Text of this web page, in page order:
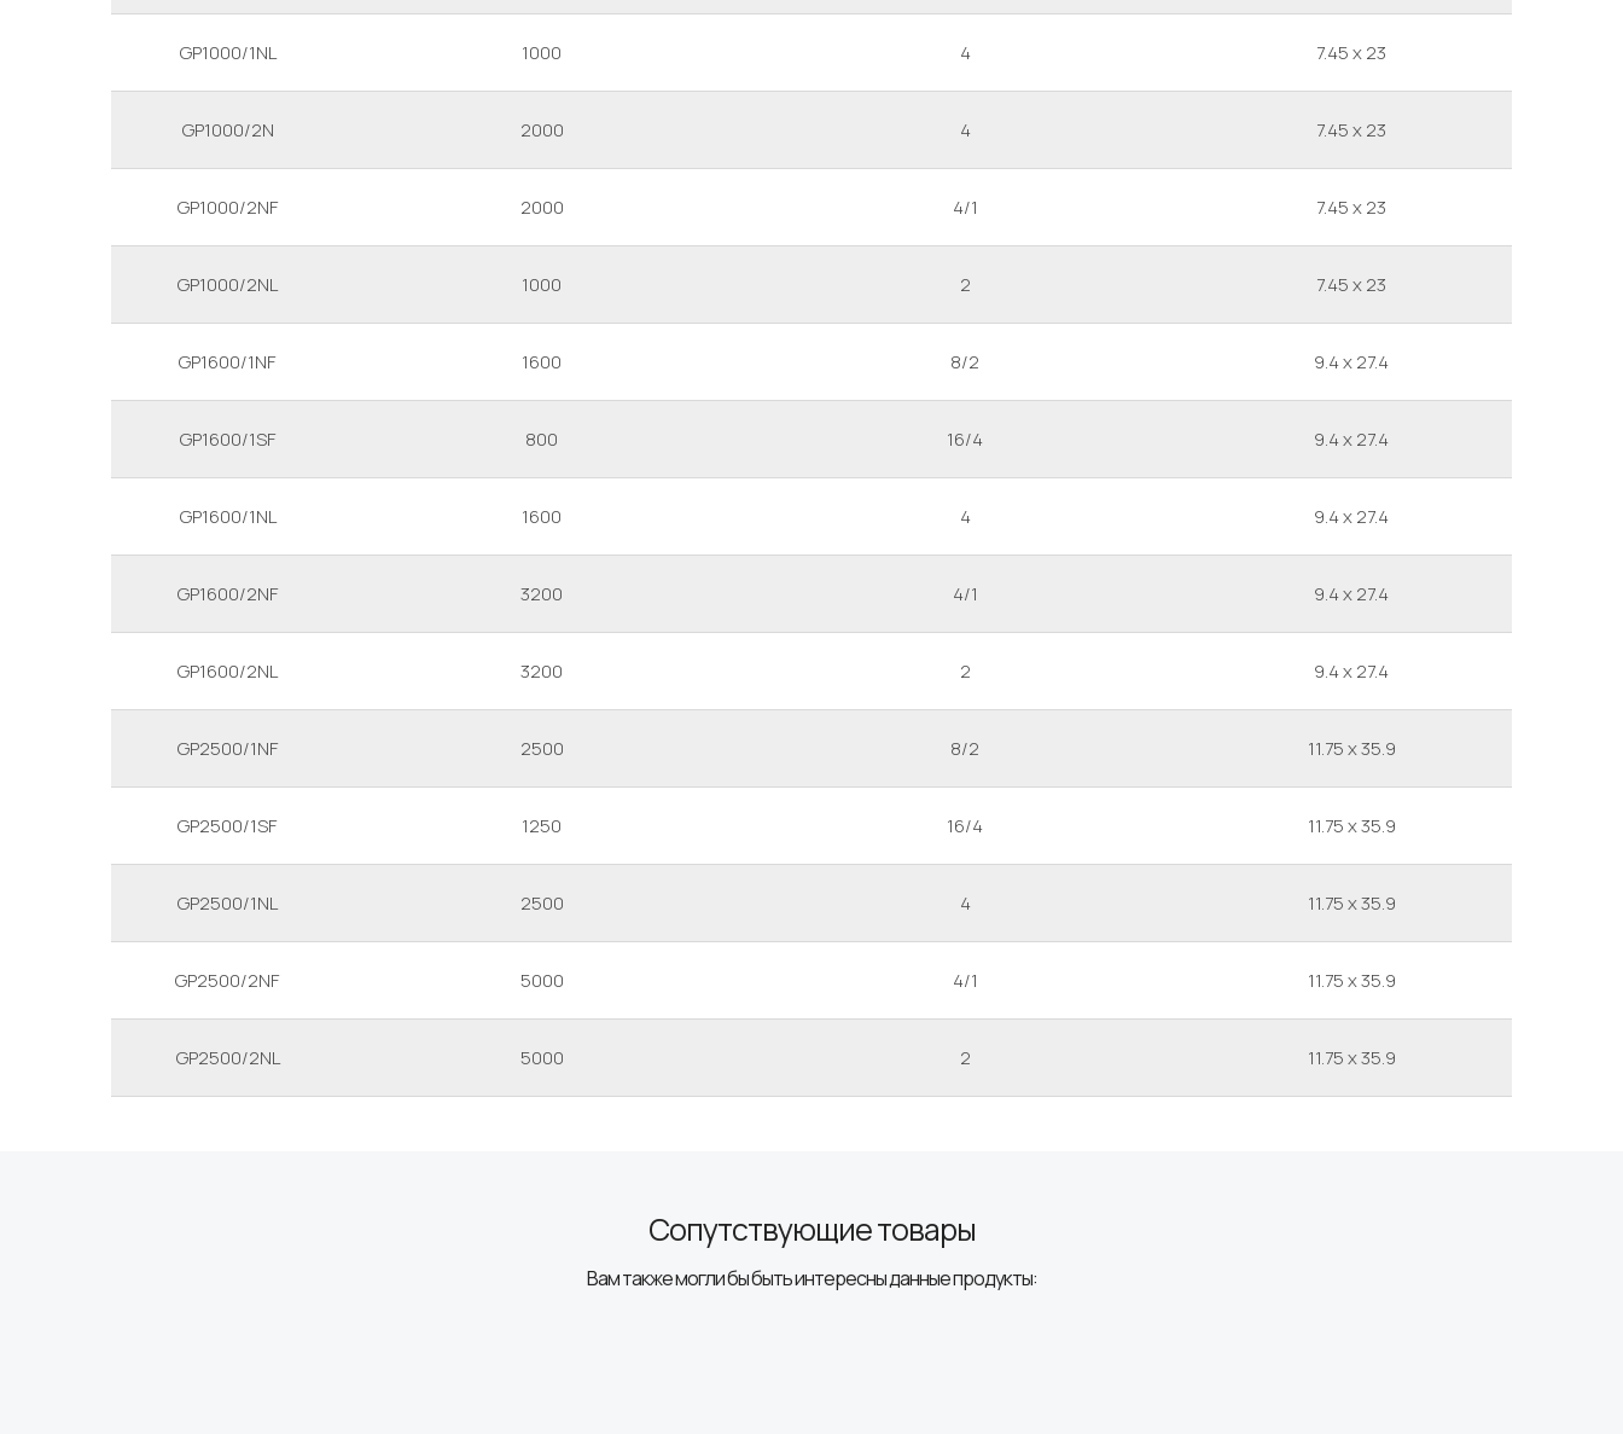
GP1000/1NL 1000 4 7.45 x 23
GP1000/2N 2000 4 7.45 x 23
GP1000/2NF 2000 4/1 7.45 x 23
GP1000/2NL 1000 2 7.45 x 23
GP1600/1NF 1600 8/2 9.4 x 27.4
GP1600/1SF 800 16/4 9.4 x 27.4
GP1600/1NL 1600 4 9.4 x 27.4
GP1600/2NF 3200 4/1 9.4 x 27.4
GP1600/2NL 3200 2 9.4 x 27.4
GP2500/1NF 2500 8/2 11.75 x 35.9
GP2500/1SF 1250 16/4 11.75 x 35.9
GP2500/1NL 2500 4 11.75 x 35.9
GP2500/2NF 5000 4/1 11.75 x 35.9
GP2500/2NL 5000 2 11.75 x 35.9
Вам также могли бы быть интересны данные продукты:
Сопутствующие товары